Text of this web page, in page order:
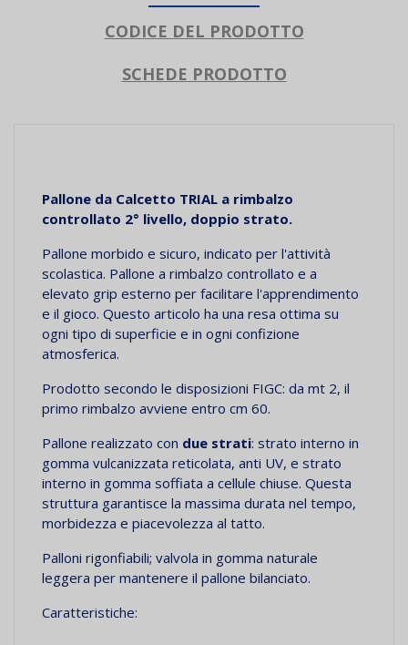
CODICE DEL PRODOTTO
SCHEDE PRODOTTO
Pallone da Calcetto TRIAL a rimbalzo
controllato 2° livello, doppio strato.
Pallone morbido e sicuro, indicato per l'attività
scolastica. Pallone a rimbalzo controllato e a
elevato grip esterno per facilitare l'apprendimento
e il gioco. Questo articolo ha una resa ottima su
ogni tipo di superficie e in ogni confizione
atmosferica.
Prodotto secondo le disposizioni FIGC: da mt 2, il
primo rimbalzo avviene entro cm 60.
Pallone realizzato con due strati: strato interno in
gomma vulcanizzata reticolata, anti UV, e strato
interno in gomma soffiata a cellule chiuse. Questa
struttura garantisce la massima durata nel tempo,
morbidezza e piacevolezza al tatto.
Palloni rigonfiabili; valvola in gomma naturale
leggera per mantenere il pallone bilanciato.
Caratteristiche: